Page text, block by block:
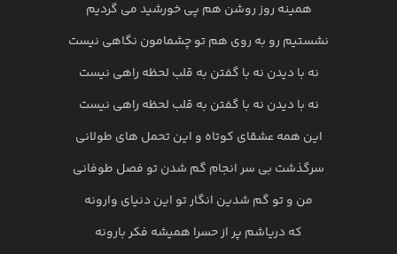
همینه روز روشن هم پی خورشید می گردیم
نشستیم رو به روی هم تو چشمامون نگاهی نیست
نه با دیدن نه با گفتن به قلب لحظه راهی نیست
نه با دیدن نه با گفتن به قلب لحظه راهی نیست
این همه عشقای کوتاه و این تحمل های طولانی
سرگذشت بی سر انجام گم شدن تو فصل طوفانی
من و تو گم شدین انگار تو این دنیای وارونه
که دریاشم پر از حسرا همیشه فکر بارونه